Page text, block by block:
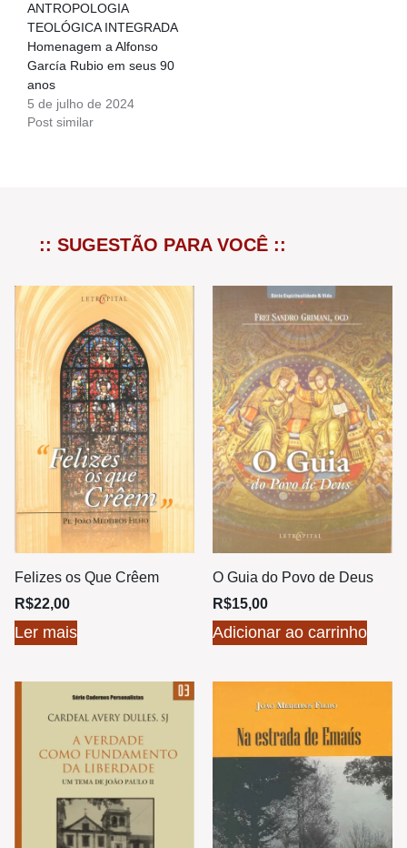
ANTROPOLOGIA
TEOLÓGICA INTEGRADA
Homenagem a Alfonso
García Rubio em seus 90
anos
5 de julho de 2024
Post similar
:: SUGESTÃO PARA VOCÊ ::
Felizes os Que Crêem
R$22,00
Ler mais
O Guia do Povo de Deus
R$15,00
Adicionar ao carrinho